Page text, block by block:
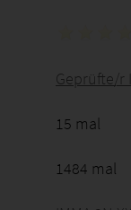
Geprüfte/r
15 mal
1484 mal